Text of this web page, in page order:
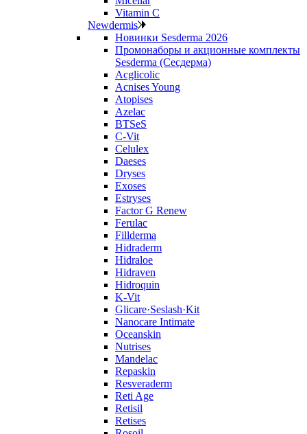
Vitamin C
Newdermis
Новинки Sesderma 2026
Промонаборы и акционные комплекты
Sesderma (Сесдерма)
Acglicolic
Acnises Young
Atopises
Azelac
BTSeS
C‑Vit
Celulex
Daeses
Dryses
Exoses
Estryses
Factor G Renew
Ferulac
Fillderma
Hidraderm
Hidraloe
Hidraven
Hidroquin
K-Vit
Glicare·Seslash·Kit
Nanocare Intimate
Oceanskin
Nutrises
Mandelac
Repaskin
Resveraderm
Reti Age
Retisil
Retises